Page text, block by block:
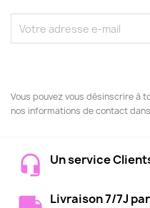
Vous pouvez vous désinscrire à
nos informations de contact
Un service
Livraison 7/7J